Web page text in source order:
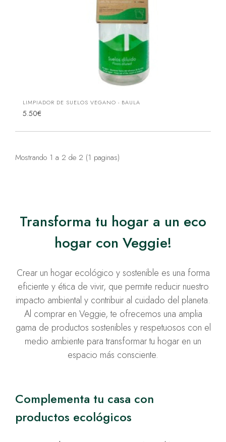
LIMPIADOR DE SUELOS VEGANO - BAULA
5.50€
Mostrando 1 a 2 de 2 (1 paginas)
Transforma tu hogar a un eco
hogar con Veggie!
Crear un hogar ecológico y sostenible es una forma
eficiente y ética de vivir, que permite reducir nuestro
impacto ambiental y contribuir al cuidado del planeta.
Al comprar en Veggie, te ofrecemos una amplia
gama de productos sostenibles y respetuosos con el
medio ambiente para transformar tu hogar en un
espacio más consciente.
Complementa tu casa con
productos ecológicos